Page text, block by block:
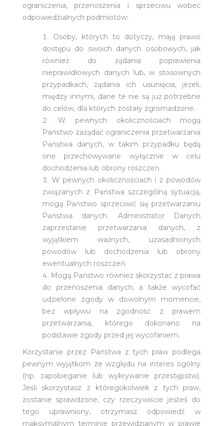
ograniczenia, przenoszenia i sprzeciwu wobec
odpowiedzialnych podmiotów:
Osoby, których to dotyczy, mają prawo
dostępu do swoich danych osobowych, jak
również do żądania poprawienia
nieprawidłowych danych lub, w stosownych
przypadkach, żądania ich usunięcia, jeżeli,
między innymi, dane te nie są już potrzebne
do celów, dla których zostały zgromadzone.
W pewnych okolicznościach mogą
Państwo zażądać ograniczenia przetwarzania
Państwa danych, w takim przypadku będą
one przechowywane wyłącznie w celu
dochodzenia lub obrony roszczeń.
W pewnych okolicznościach i z powodów
związanych z Państwa szczególną sytuacją,
mogą Państwo sprzeciwić się przetwarzaniu
Państwa danych. Administrator Danych
zaprzestanie przetwarzania danych, z
wyjątkiem ważnych, uzasadnionych
powodów lub dochodzenia lub obrony
ewentualnych roszczeń.
Mogą Państwo również skorzystać z prawa
do przenoszenia danych, a także wycofać
udzielone zgody w dowolnym momencie,
bez wpływu na zgodność z prawem
przetwarzania, którego dokonano na
podstawie zgody przed jej wycofaniem.
Korzystanie przez Państwa z tych praw podlega
pewnym wyjątkom ze względu na interes ogólny
(np. zapobieganie lub wykrywanie przestępstw).
Jeśli skorzystasz z któregokolwiek z tych praw,
zostanie sprawdzone, czy rzeczywiście jesteś do
tego uprawniony, otrzymasz odpowiedź w
maksymalnym terminie przewidzianym w prawie